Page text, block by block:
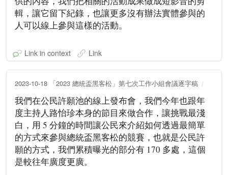
輯，讓它留下紀錄，也讓更多沒有辦法實體參與的
人可以線上參與這樣的活動。
Link in context Link
2023-10-18 「2023 總統盃黑客松」第七次工作小組會議逐字稿
我們在公民許願池的線上發布會，我們今年也跟年
度主持人路怡珍本身的節目來做合作，讓挑戰最淺
白，用 5 分鐘的時間讓公民來介紹如何透過最簡單
的方式來參與總統盃黑客松的競賽，也就是公民許
願的方式，我們累積曝光的部分有 170 多處，這個
是較往年廣度更廣。